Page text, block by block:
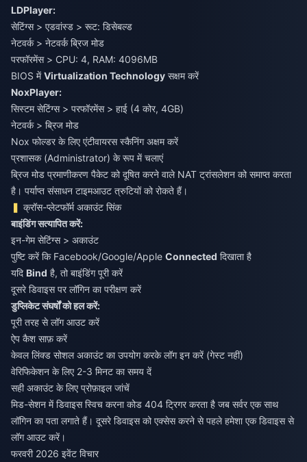
LDPlayer:
सेटिंग्स > एडवांस्ड > रूट: डिसेबल्ड
नेटवर्क > नेटवर्क ब्रिज मोड
परफॉरमेंस > CPU: 4, RAM: 4096MB
BIOS मेंVirtualization Technology सक्षम करें
NoxPlayer:
सिस्टम सेटिंग्स > परफॉरमेंस > हाई (4 कोर, 4GB)
नेटवर्क > ब्रिज मोड
Nox फोल्डर के लिए एंटीवायरस स्कैनिंग अक्षम करें
प्रशासक (Administrator) के रूप में चलाएं
ब्रिज मोड प्रमाणीकरण पैकेट को दूषित करने वाले NAT ट्रांसलेशन को समाप्त करता
है। पर्याप्त संसाधन टाइमआउट त्रुटियों को रोकते हैं।
क्रॉस-प्लेटफॉर्म अकाउंट सिंक
बाइंडिंग सत्यापित करें:
इन-गेम सेटिंग्स > अकाउंट
पुष्टि करें कि Facebook/Google/Apple Connected दिखाता है
यदि Bind है, तो बाइंडिंग पूरी करें
दूसरे डिवाइस पर लॉगिन का परीक्षण करें
डुप्लिकेट संघर्षों को हल करें:
पूरी तरह से लॉग आउट करें
ऐप कैश साफ़ करें
केवल लिंक्ड सोशल अकाउंट का उपयोग करके लॉग इन करें (गेस्ट नहीं)
वेरिफिकेशन के लिए 2-3 मिनट का समय दें
सही अकाउंट के लिए प्रोफ़ाइल जांचें
मिड-सेशन में डिवाइस स्विच करना कोड 404 ट्रिगर करता है जब सर्वर एक साथ
लॉगिन का पता लगाते हैं। दूसरे डिवाइस को एक्सेस करने से पहले हमेशा एक डिवाइस से
लॉग आउट करें।
फरवरी 2026 इवेंट विचार